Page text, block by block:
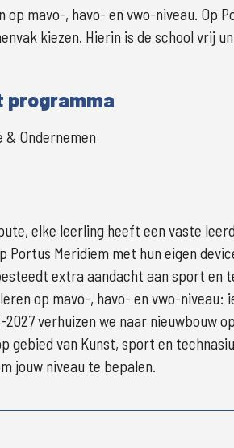
op mavo-, havo- en vwo-niveau. Op
kiezen. Hierin is de school vrij
& Ondernemen
elke leerling heeft een vaste
Portus Meridiem met hun eigen
extra aandacht aan sport en
op mavo-, havo- en vwo-niveau:
2027 verhuizen we naar nieuwbouw
gebied van Kunst, sport en
jouw niveau te bepalen.